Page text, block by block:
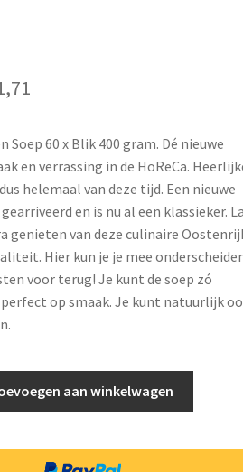
is:
€221,71.
Soep 60 x Blik 400 gram. Dé nieuwe
en verrassing in de HoReCa.
helemaal van deze tijd. Een nieuwe
en is nu al een klassieker.
genieten van deze culinaire
Hier kun je je mee
voor terug! Je kunt de soep zó
op smaak. Je kunt natuurlijk
aan winkelwagen